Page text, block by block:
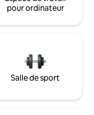
pour ordinateur
Salle de sport